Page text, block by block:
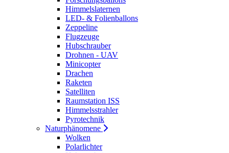
Himmelslaternen
LED- & Folienballons
Zeppeline
Flugzeuge
Hubschrauber
Drohnen - UAV
Minicopter
Drachen
Raketen
Satelliten
Raumstation ISS
Himmelsstrahler
Pyrotechnik
Naturphänomene
Wolken
Polarlichter